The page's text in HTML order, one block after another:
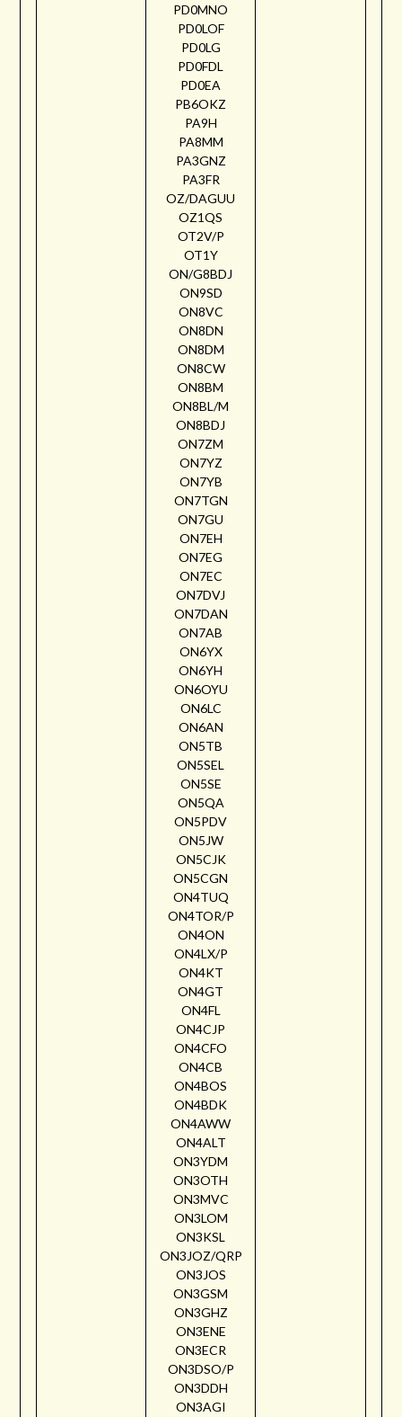
PD0MNO
PD0LOF
PD0LG
PD0FDL
PD0EA
PB6OKZ
PA9H
PA8MM
PA3GNZ
PA3FR
OZ/DAGUU
OZ1QS
OT2V/P
OT1Y
ON/G8BDJ
ON9SD
ON8VC
ON8DN
ON8DM
ON8CW
ON8BM
ON8BL/M
ON8BDJ
ON7ZM
ON7YZ
ON7YB
ON7TGN
ON7GU
ON7EH
ON7EG
ON7EC
ON7DVJ
ON7DAN
ON7AB
ON6YX
ON6YH
ON6OYU
ON6LC
ON6AN
ON5TB
ON5SEL
ON5SE
ON5QA
ON5PDV
ON5JW
ON5CJK
ON5CGN
ON4TUQ
ON4TOR/P
ON4ON
ON4LX/P
ON4KT
ON4GT
ON4FL
ON4CJP
ON4CFO
ON4CB
ON4BOS
ON4BDK
ON4AWW
ON4ALT
ON3YDM
ON3OTH
ON3MVC
ON3LOM
ON3KSL
ON3JOZ/QRP
ON3JOS
ON3GSM
ON3GHZ
ON3ENE
ON3ECR
ON3DSO/P
ON3DDH
ON3AGI